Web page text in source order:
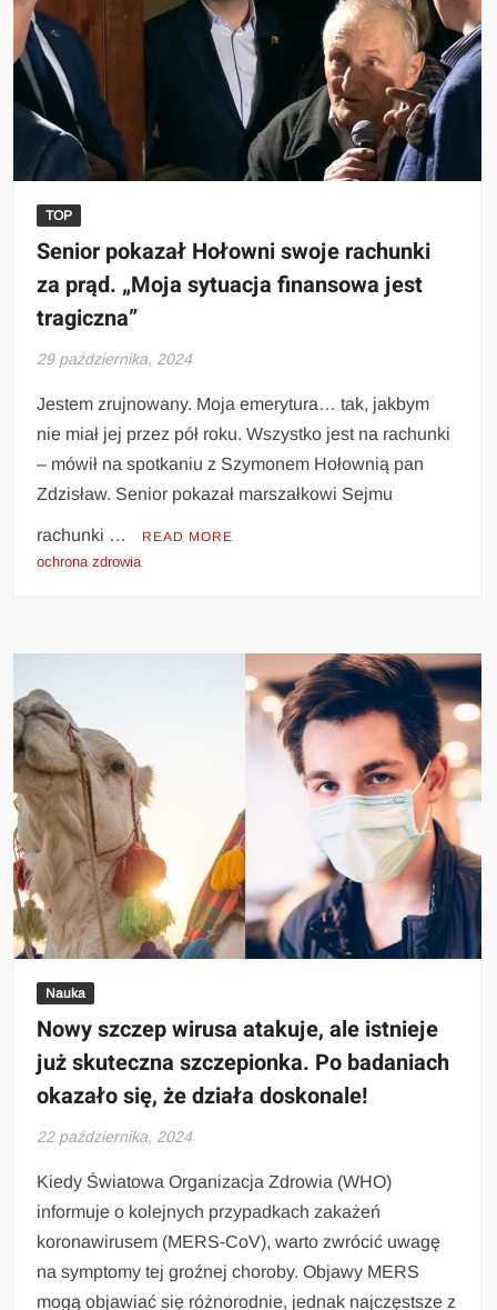
TOP
Senior pokazał Hołowni swoje rachunki
za prąd. „Moja sytuacja finansowa jest
tragiczna”
29 października, 2024
Jestem zrujnowany. Moja emerytura… tak, jakbym
nie miał jej przez pół roku. Wszystko jest na rachunki
– mówił na spotkaniu z Szymonem Hołownią pan
Zdzisław. Senior pokazał marszałkowi Sejmu
rachunki … READ MORE
ochrona zdrowia
Nauka
Nowy szczep wirusa atakuje, ale istnieje
już skuteczna szczepionka. Po badaniach
okazało się, że działa doskonale!
22 października, 2024
Kiedy Światowa Organizacja Zdrowia (WHO)
informuje o kolejnych przypadkach zakażeń
koronawirusem (MERS-CoV), warto zwrócić uwagę
na symptomy tej groźnej choroby. Objawy MERS
mogą objawiać się różnorodnie, jednak najczęstsze z